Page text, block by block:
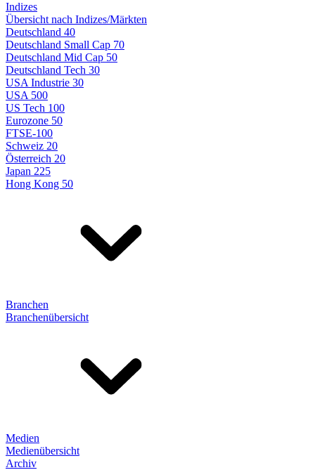
Indizes
Übersicht nach Indizes/Märkten
Deutschland 40
Deutschland Small Cap 70
Deutschland Mid Cap 50
Deutschland Tech 30
USA Industrie 30
USA 500
US Tech 100
Eurozone 50
FTSE-100
Schweiz 20
Österreich 20
Japan 225
Hong Kong 50
Branchen
Branchenübersicht
Medien
Medienübersicht
Archiv